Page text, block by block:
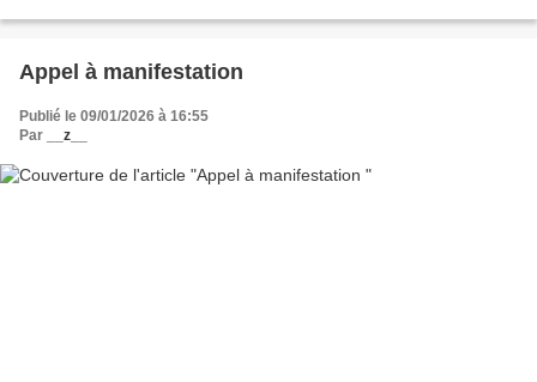
Appel à manifestation
Publié le 09/01/2026 à 16:55
Par
__z__